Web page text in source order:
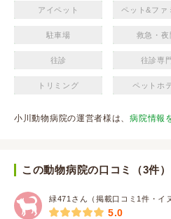
アイペット ペット&ファ
駐車場 救急・夜
往診 往診専門
トリミング ペットホ
小川動物病院の運営者様は、病院情報
この動物病院の口コミ（3件）
緑471さん（掲載口コミ1件・イ
5.0